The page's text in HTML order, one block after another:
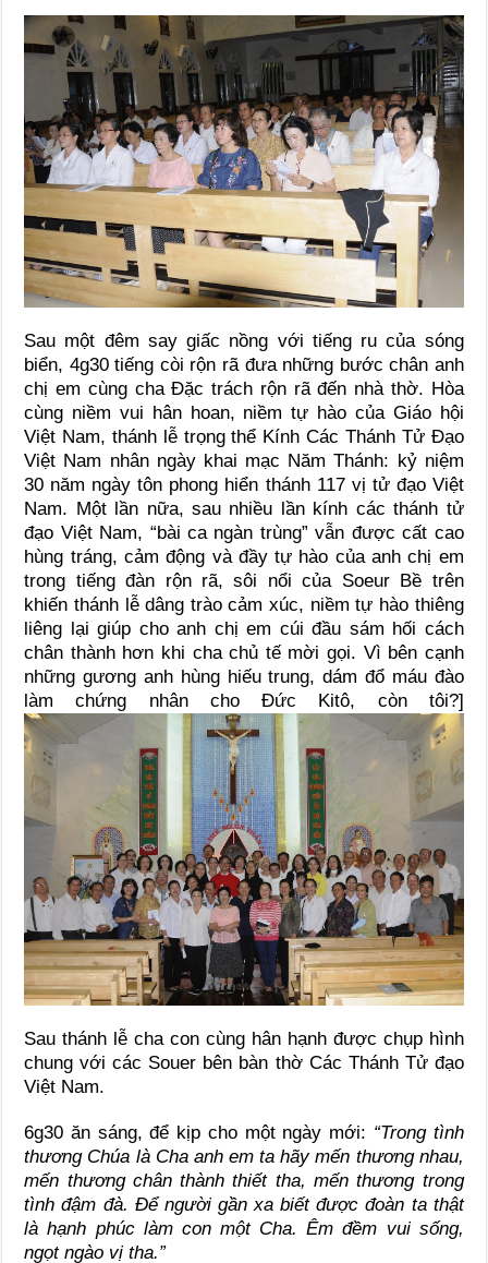
Sau một đêm say giấc nồng với tiếng ru của sóng
biển, 4g30 tiếng còi rộn rã đưa những bước chân anh
chị em cùng cha Đặc trách rộn rã đến nhà thờ. Hòa
cùng niềm vui hân hoan, niềm tự hào của Giáo hội
Việt Nam, thánh lễ trọng thể Kính Các Thánh Tử Đạo
Việt Nam nhân ngày khai mạc Năm Thánh: kỷ niệm
30 năm ngày tôn phong hiển thánh 117 vị tử đạo Việt
Nam. Một lần nữa, sau nhiều lần kính các thánh tử
đạo Việt Nam, “bài ca ngàn trùng” vẫn được cất cao
hùng tráng, cảm động và đầy tự hào của anh chị em
trong tiếng đàn rộn rã, sôi nổi của Soeur Bề trên
khiến thánh lễ dâng trào cảm xúc, niềm tự hào thiêng
liêng lại giúp cho anh chị em cúi đầu sám hối cách
chân thành hơn khi cha chủ tế mời gọi. Vì bên cạnh
những gương anh hùng hiếu trung, dám đổ máu đào
làm chứng nhân cho Đức Kitô, còn tôi?]
Sau thánh lễ cha con cùng hân hạnh được chụp hình
chung với các Souer bên bàn thờ Các Thánh Tử đạo
Việt Nam.
6g30 ăn sáng, để kịp cho một ngày mới: “Trong tình
thương Chúa là Cha anh em ta hãy mến thương nhau,
mến thương chân thành thiết tha, mến thương trong
tình đậm đà. Để người gần xa biết được đoàn ta thật
là hạnh phúc làm con một Cha. Êm đềm vui sống,
ngọt ngào vị tha.”